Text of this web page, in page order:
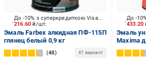
216.60₴/шт.
До -10% з суперкредиткою Visa Вигода
Эмаль Farbex алкидная ПФ-115П
глянец белый 0,9 кг
48 61 вариант
433.20
Эмаль
Maxima